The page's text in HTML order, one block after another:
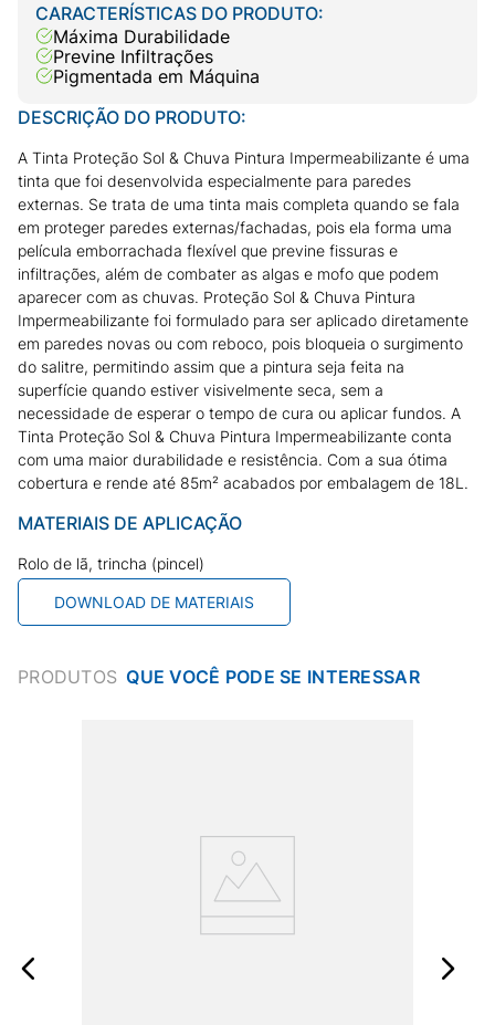
CARACTERÍSTICAS DO PRODUTO:
Máxima Durabilidade
Previne Infiltrações
Pigmentada em Máquina
DESCRIÇÃO DO PRODUTO:
A Tinta Proteção Sol & Chuva Pintura Impermeabilizante é uma
tinta que foi desenvolvida especialmente para paredes
externas. Se trata de uma tinta mais completa quando se fala
em proteger paredes externas/fachadas, pois ela forma uma
película emborrachada flexível que previne fissuras e
infiltrações, além de combater as algas e mofo que podem
aparecer com as chuvas. Proteção Sol & Chuva Pintura
Impermeabilizante foi formulado para ser aplicado diretamente
em paredes novas ou com reboco, pois bloqueia o surgimento
do salitre, permitindo assim que a pintura seja feita na
superfície quando estiver visivelmente seca, sem a
necessidade de esperar o tempo de cura ou aplicar fundos. A
Tinta Proteção Sol & Chuva Pintura Impermeabilizante conta
com uma maior durabilidade e resistência. Com a sua ótima
cobertura e rende até 85m² acabados por embalagem de 18L.
MATERIAIS DE APLICAÇÃO
Rolo de lã, trincha (pincel)
DOWNLOAD DE MATERIAIS
PRODUTOS